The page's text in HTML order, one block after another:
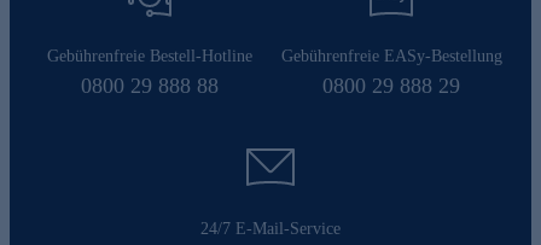
Gebührenfreie Bestell-Hotline
0800 29 888 88
Gebührenfreie EASy-Bestellung
0800 29 888 29
24/7 E-Mail-Service